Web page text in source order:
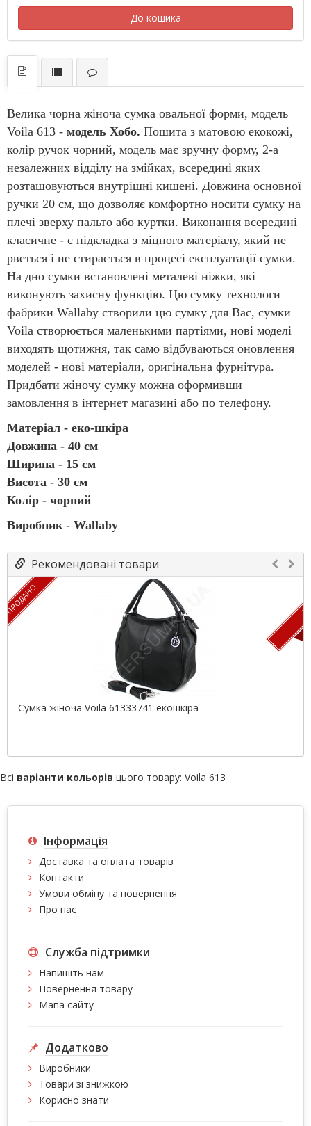
До кошика
Велика чорна жіноча сумка овальної форми, модель
Voila 613 - модель Хобо. Пошита з матовою екокожі,
колір ручок чорний, модель має зручну форму, 2-а
незалежних відділу на змійках, всередині яких
розташовуються внутрішні кишені. Довжина основної
ручки 20 см, що дозволяє комфортно носити сумку на
плечі зверху пальто або куртки. Виконання всередині
класичне - є підкладка з міцного матеріалу, який не
рветься і не стирається в процесі експлуатації сумки.
На дно сумки встановлені металеві ніжки, які
виконують захисну функцію. Цю сумку технологи
фабрики Wallaby створили цю сумку для Вас, сумки
Voila створюється маленькими партіями, нові моделі
виходять щотижня, так само відбуваються оновлення
моделей - нові матеріали, оригінальна фурнітура.
Придбати жіночу сумку можна оформивши
замовлення в інтернет магазині або по телефону.
Матеріал - еко-шкіра
Довжина - 40 см
Ширина - 15 см
Висота - 30 см
Колір - чорний
Виробник - Wallaby
Рекомендовані товари
ПРОДАНО
Сумка жіноча Voila 61333741 екошкіра
Всі варіанти кольорів цього товару: Voila 613
Інформація
Доставка та оплата товарів
Контакти
Умови обміну та повернення
Про нас
Служба підтримки
Напишіть нам
Повернення товару
Мапа сайту
Додатково
Виробники
Товари зі знижкою
Корисно знати